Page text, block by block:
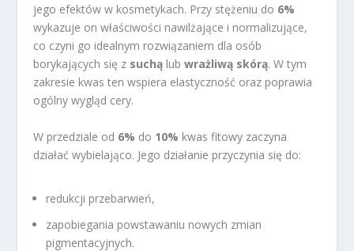
jego efektów w kosmetykach. Przy stężeniu do 6%
wykazuje on właściwości nawilżające i normalizujące,
co czyni go idealnym rozwiązaniem dla osób
borykających się z suchą lubwrażliwą skórą. W tym
zakresie kwas ten wspiera elastyczność oraz poprawia
ogólny wygląd cery.
W przedziale od 6% do 10% kwas fitowy zaczyna
działać wybielająco. Jego działanie przyczynia się do:
redukcji przebarwień,
zapobiegania powstawaniu nowych zmian
pigmentacyjnych.